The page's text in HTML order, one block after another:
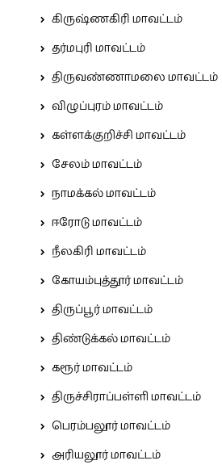
கிருஷ்ணகிரி மாவட்டம்
தர்மபுரி மாவட்டம்
திருவண்ணாமலை மாவட்டம்
விழுப்புரம் மாவட்டம்
கள்ளக்குறிச்சி மாவட்டம்
சேலம் மாவட்டம்
நாமக்கல் மாவட்டம்
ஈரோடு மாவட்டம்
நீலகிரி மாவட்டம்
கோயம்புத்தூர் மாவட்டம்
திருப்பூர் மாவட்டம்
திண்டுக்கல் மாவட்டம்
கரூர் மாவட்டம்
திருச்சிராப்பள்ளி மாவட்டம்
பெரம்பலூர் மாவட்டம்
அரியலூர் மாவட்டம்